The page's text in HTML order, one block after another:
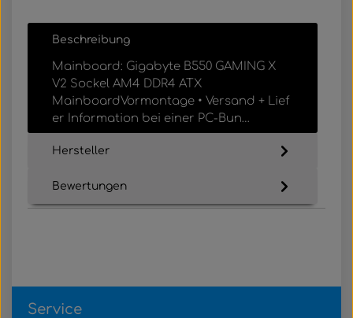
Beschreibung
Mainboard: Gigabyte B550 GAMING X
V2 Sockel AM4 DDR4 ATX
MainboardVormontage • Versand + Lief
er Information bei einer PC-Bun…
Hersteller
Bewertungen
Service